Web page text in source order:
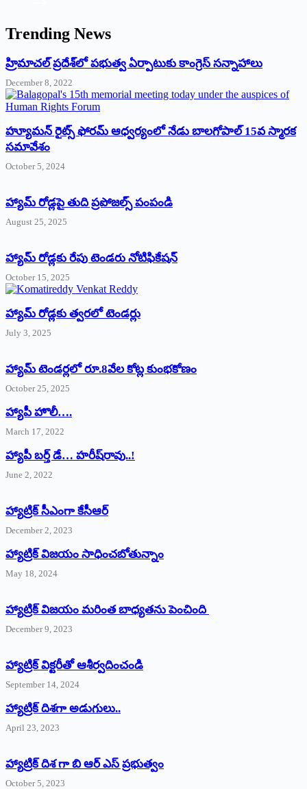
Trending News
‌హ్రిమాచల్‌ ‌ప్రదేశ్‌లో పభుత్వ ఏర్పాటుకు కాంగ్రెస్‌ ‌సన్నాహాలు
December 8, 2022
హ్యూమన్‌ రైట్స్‌ ఫోరమ్‌ ఆధ్వర్యంలో నేడు బాలగోపాల్‌ 15వ స్మారక
సమావేశం
October 5, 2024
హ్యామ్‌ రోడ్లపై తుది ప్రపోజల్స్‌ పంపండి
August 25, 2025
హ్యామ్‌ రోడ్లకు రేపు టెండరు నోటిఫికేషన్‌
October 15, 2025
హ్యామ్‌ రోడ్లకు త్వరలో టెండర్లు
July 3, 2025
హ్యామ్‌ ‌టెండర్లలో రూ.8వేల కోట్ల కుంభకోణం
October 25, 2025
హ్యాపీ హొలీ….
March 17, 2022
హ్యాపీ బర్త్ ‌డే… హరీష్‌రావు..!
June 2, 2022
హ్యాట్రిక్‌ ‌సీఎంగా కేసీఆర్‌
December 2, 2023
హ్యాట్రిక్‌ విజయం సాధించబోతున్నాం
May 18, 2024
హ్యాట్రిక్ విజయం మరింత బాధ్యతను పెంచింది
December 9, 2023
హ్యాట్రిక్‌ ‌విక్టరీతో ఆశీర్వదించండి
September 14, 2024
‌హ్యాట్రిక్‌ ‌దిశగా అడుగులు..
April 23, 2023
హ్యాట్రిక్ దిశ గా బి ఆర్ ఎస్ ప్రభుత్వం
October 5, 2023